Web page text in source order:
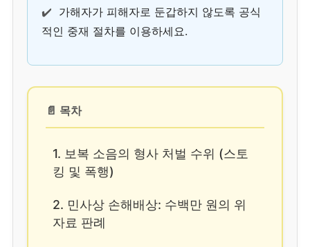
✔️ 가해자가 피해자로 둔갑하지 않도록 공식
적인 중재 절차를 이용하세요.
📄 목차
1. 보복 소음의 형사 처벌 수위 (스토
킹 및 폭행)
2. 민사상 손해배상: 수백만 원의 위
자료 판례